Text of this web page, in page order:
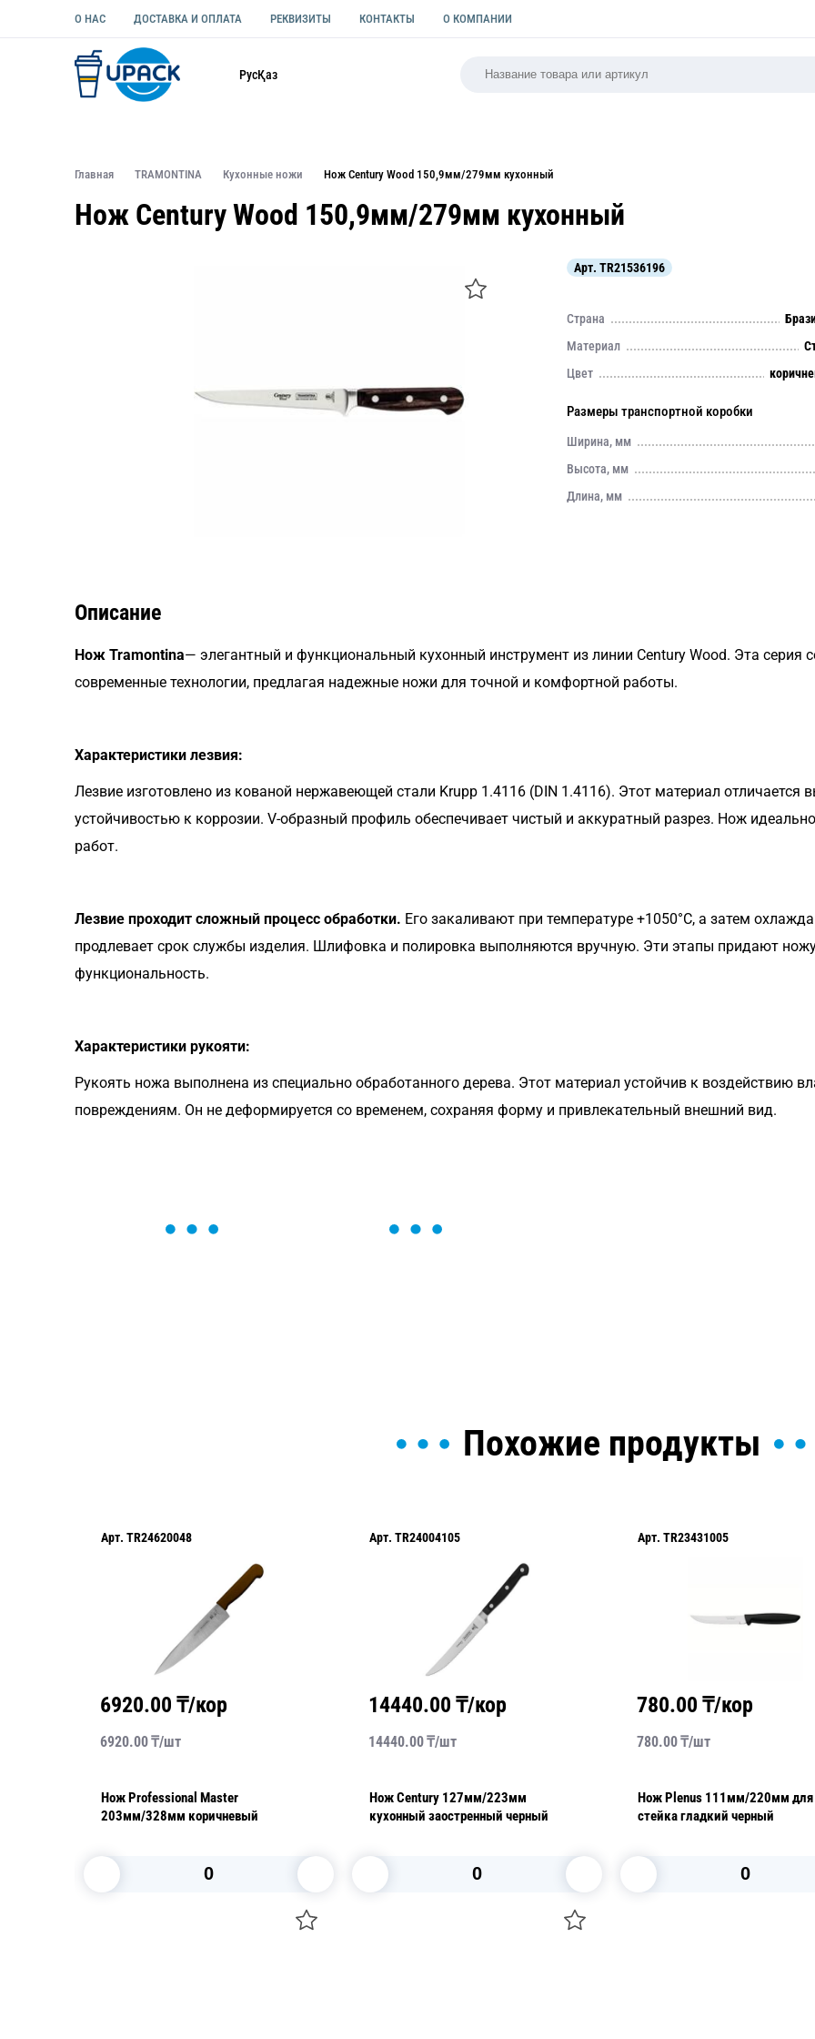
О НАС ДОСТАВКА И ОПЛАТА РЕКВИЗИТЫ КОНТАКТЫ О КОМПАНИИ
РусҚаз
Главная TRAMONTINA Кухонные ножи Нож Century Wood 150,9мм/279мм кухонный
Нож Century Wood 150,9мм/279мм кухонный
Арт. TR21536196
Страна
Материал
Цвет
Размеры транспортной коробки
Ширина, мм
Высота, мм
Длина, мм
Описание
Нож Tramontina— элегантный и функциональный кухонный инструмент из линии Century Wood. Эта серия
современные технологии, предлагая надежные ножи для точной и комфортной работы.
Характеристики лезвия:
Лезвие изготовлено из кованой нержавеющей стали Krupp 1.4116 (DIN 1.4116). Этот материал отличается
устойчивостью к коррозии. V-образный профиль обеспечивает чистый и аккуратный разрез. Нож
работ.
Лезвие проходит сложный процесс обработки. Его закаливают при температуре +1050°C, а затем
продлевает срок службы изделия. Шлифовка и полировка выполняются вручную. Эти этапы придают
функциональность.
Характеристики рукояти:
Рукоять ножа выполнена из специально обработанного дерева. Этот материал устойчив к воздействию
повреждениям. Он не деформируется со временем, сохраняя форму и привлекательный внешний вид.
Похожие продукты
Арт. TR24620048
6920.00 ₸/кор
6920.00₸/шт
Нож Professional Master
203мм/328мм коричневый
Арт. TR24004105
14440.00 ₸/кор
14440.00₸/шт
Нож Century 127мм/223мм
кухонный заостренный черный
Арт. TR23431005
780.00 ₸/кор
780.00₸/шт
Нож Plenus 111мм/220мм для
стейка гладкий черный